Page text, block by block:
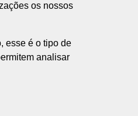
os nossos
esse é o tipo de
analisar